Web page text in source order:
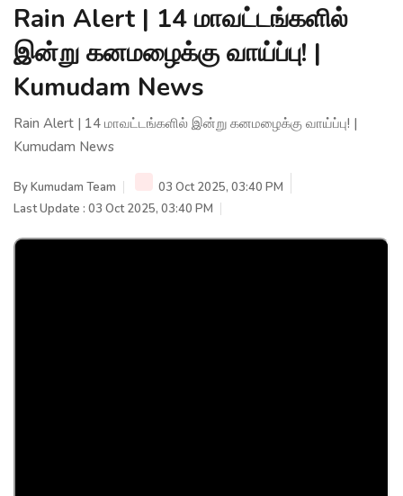
Rain Alert | 14 மாவட்டங்களில்
இன்று கனமழைக்கு வாய்ப்பு! |
Kumudam News
Rain Alert | 14 மாவட்டங்களில் இன்று கனமழைக்கு வாய்ப்பு! |
Kumudam News
ByKumudam Team
03 Oct 2025, 03:40 PM
Last Update : 03 Oct 2025, 03:40 PM